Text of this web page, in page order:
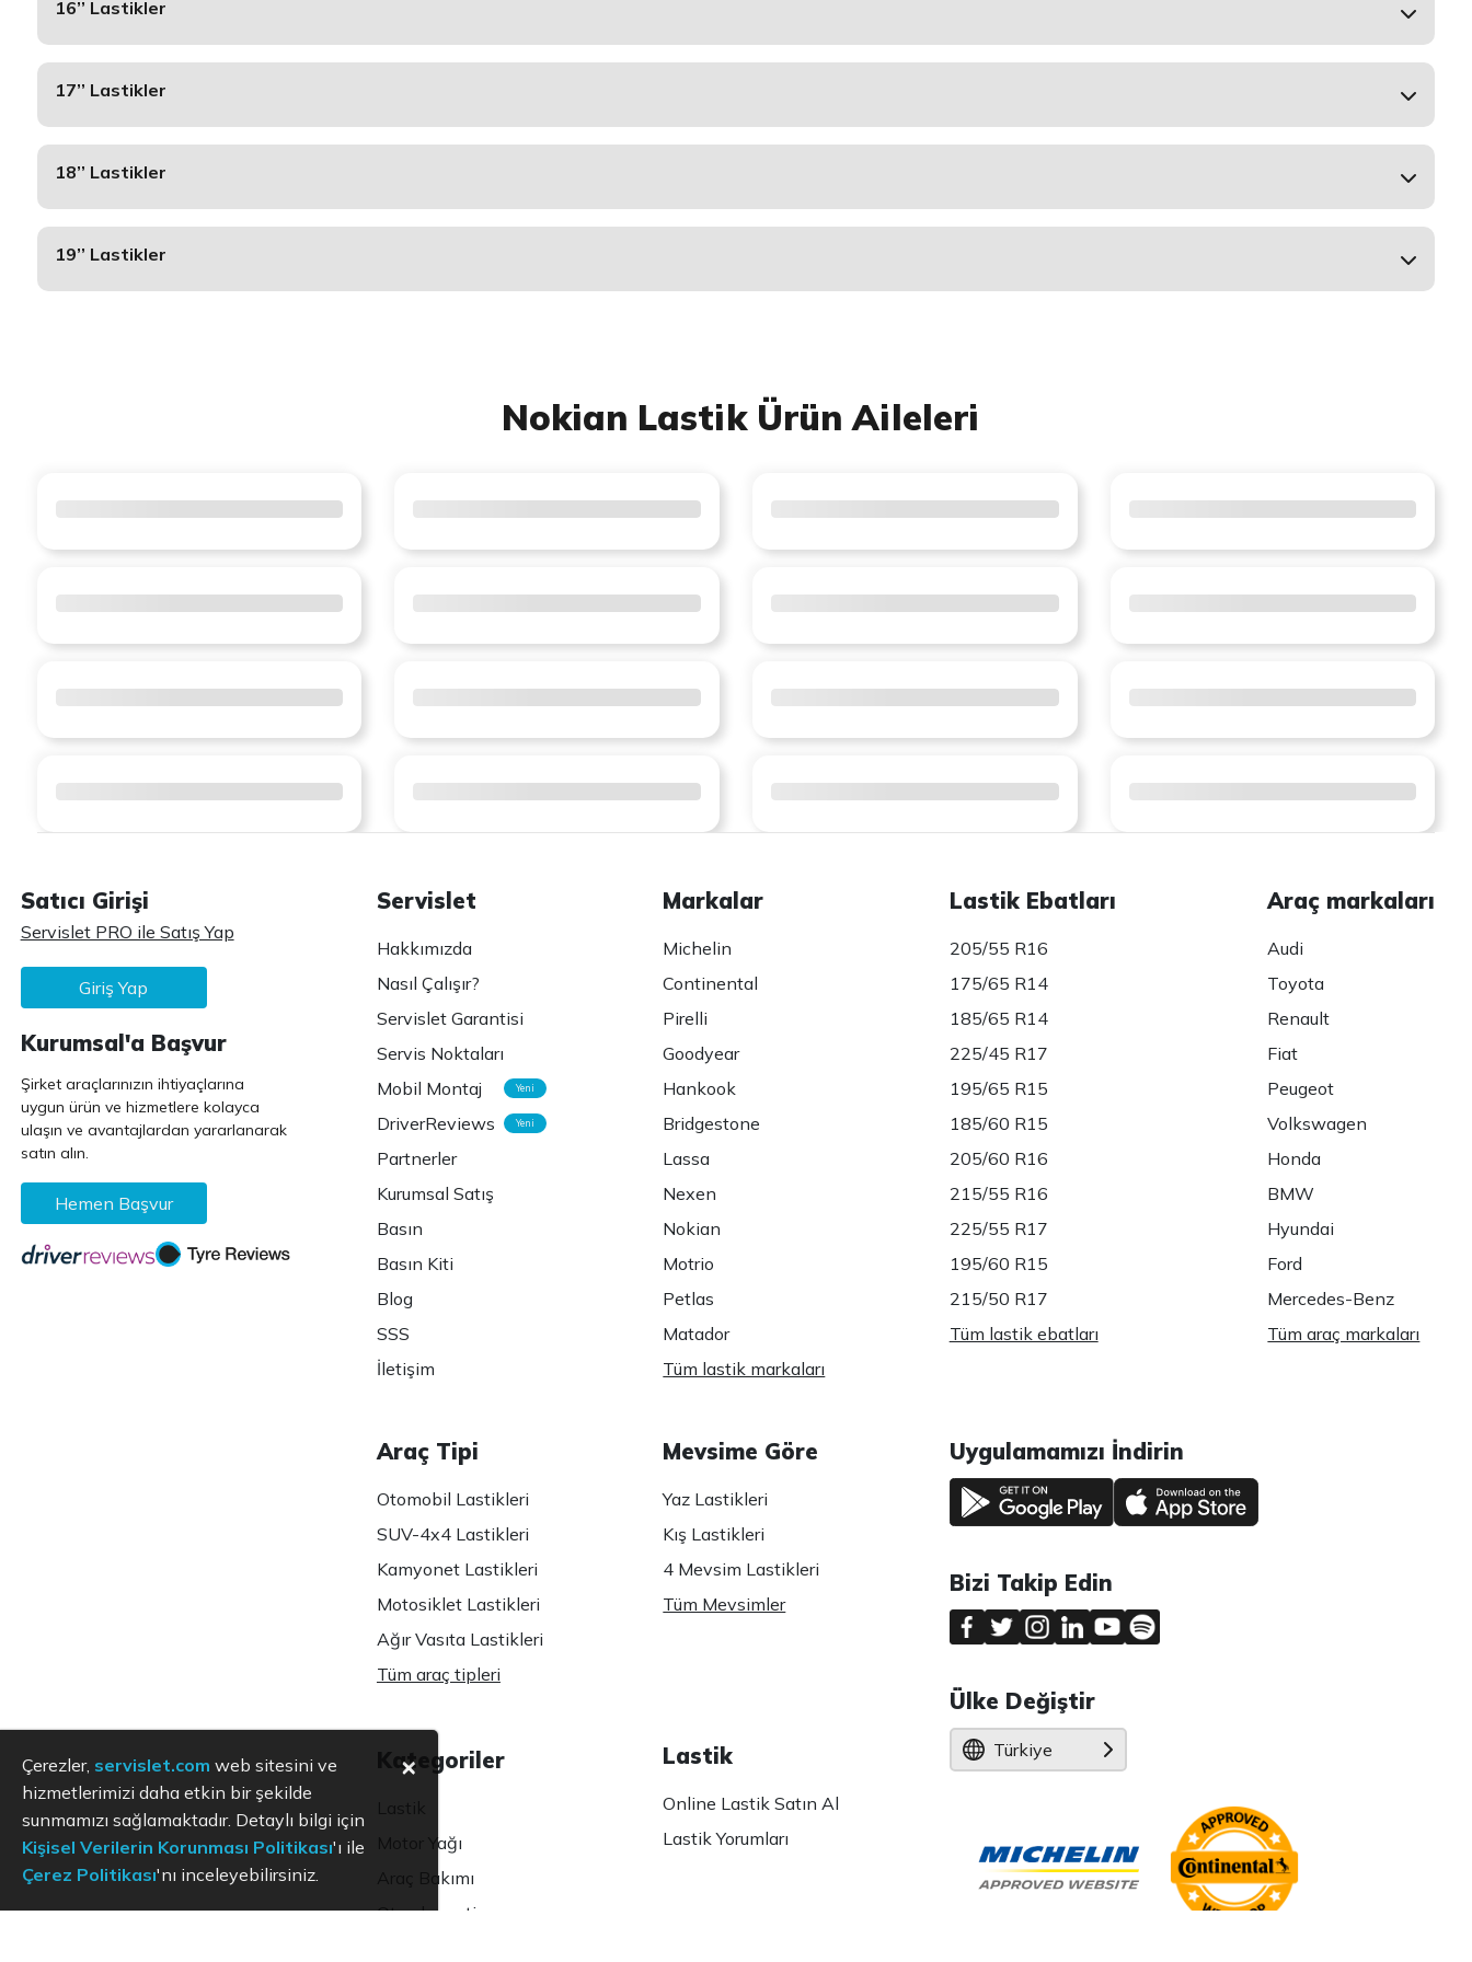
16’’ Lastikler
17’’ Lastikler
18’’ Lastikler
19’’ Lastikler
Nokian Lastik Ürün Aileleri
Satıcı Girişi
Servislet PRO ile Satış Yap
Giriş Yap
Kurumsal'a Başvur
Şirket araçlarınızın ihtiyaçlarına
uygun ürün ve hizmetlere kolayca
ulaşın ve avantajlardan yararlanarak
satın alın.
Hemen Başvur
Servislet
Hakkımızda
Nasıl Çalışır?
Servislet Garantisi
Servis Noktaları
Mobil Montaj
Yeni
DriverReviews Yeni
Partnerler
Kurumsal Satış
Basın
Basın Kiti
Blog
SSS
İletişim
Markalar
Michelin
Continental
Pirelli
Goodyear
Hankook
Bridgestone
Lassa
Nexen
Nokian
Motrio
Petlas
Matador
Tüm lastik markaları
Lastik Ebatları
205/55 R16
175/65 R14
185/65 R14
225/45 R17
195/65 R15
185/60 R15
205/60 R16
215/55 R16
225/55 R17
195/60 R15
215/50 R17
Tüm lastik ebatları
Araç markaları
Audi
Toyota
Renault
Fiat
Peugeot
Volkswagen
Honda
BMW
Hyundai
Ford
Mercedes-Benz
Tüm araç markaları
Araç Tipi
Otomobil Lastikleri
SUV-4x4 Lastikleri
Kamyonet Lastikleri
Motosiklet Lastikleri
Ağır Vasıta Lastikleri
Tüm araç tipleri
Kategoriler
Motor Yağı
Araç Bakımı
Oto ekspertiz
Mevsime Göre
Yaz Lastikleri
Kış Lastikleri
4 Mevsim Lastikleri
Tüm Mevsimler
Lastik
Online Lastik Satın Al
Lastik Yorumları
Uygulamamızı İndirin
Bizi Takip Edin
Ülke Değiştir
Türkiye
Çerezler, servislet.com web sitesini ve
hizmetlerimizi daha etkin bir şekilde
sunmamızı sağlamaktadır. Detaylı bilgi için
Kişisel Verilerin Korunması Politikası'ı ile
Çerez Politikası'nı inceleyebilirsiniz.
×